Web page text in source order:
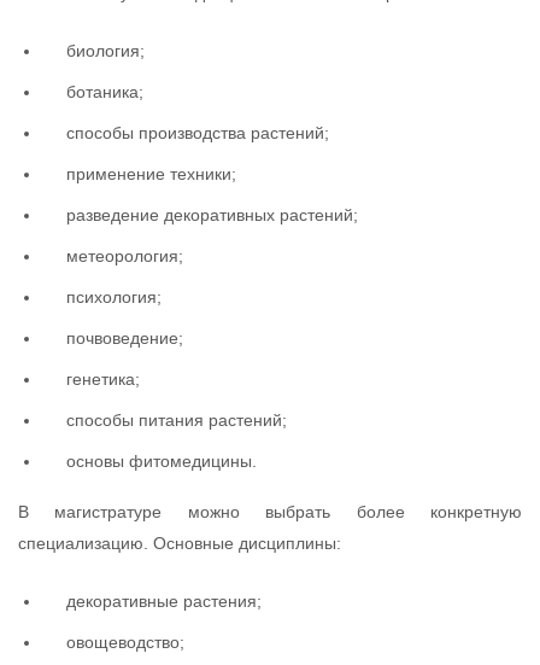
биология;
ботаника;
способы производства растений;
применение техники;
разведение декоративных растений;
метеорология;
психология;
почвоведение;
генетика;
способы питания растений;
основы фитомедицины.
В магистратуре можно выбрать более конкретную
специализацию. Основные дисциплины:
декоративные растения;
овощеводство;